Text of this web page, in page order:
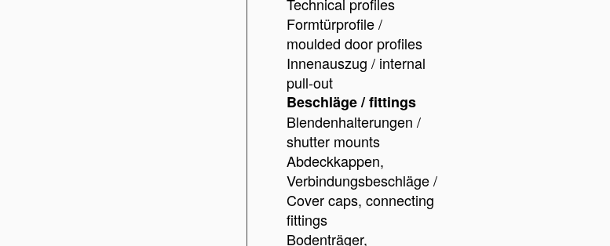
Formtürprofile /
moulded door profiles
Innenauszug / internal
pull-out
Beschläge / fittings
Blendenhalterungen /
shutter mounts
Abdeckkappen,
Verbindungsbeschläge /
Cover caps, connecting
fittings
Bodenträger,